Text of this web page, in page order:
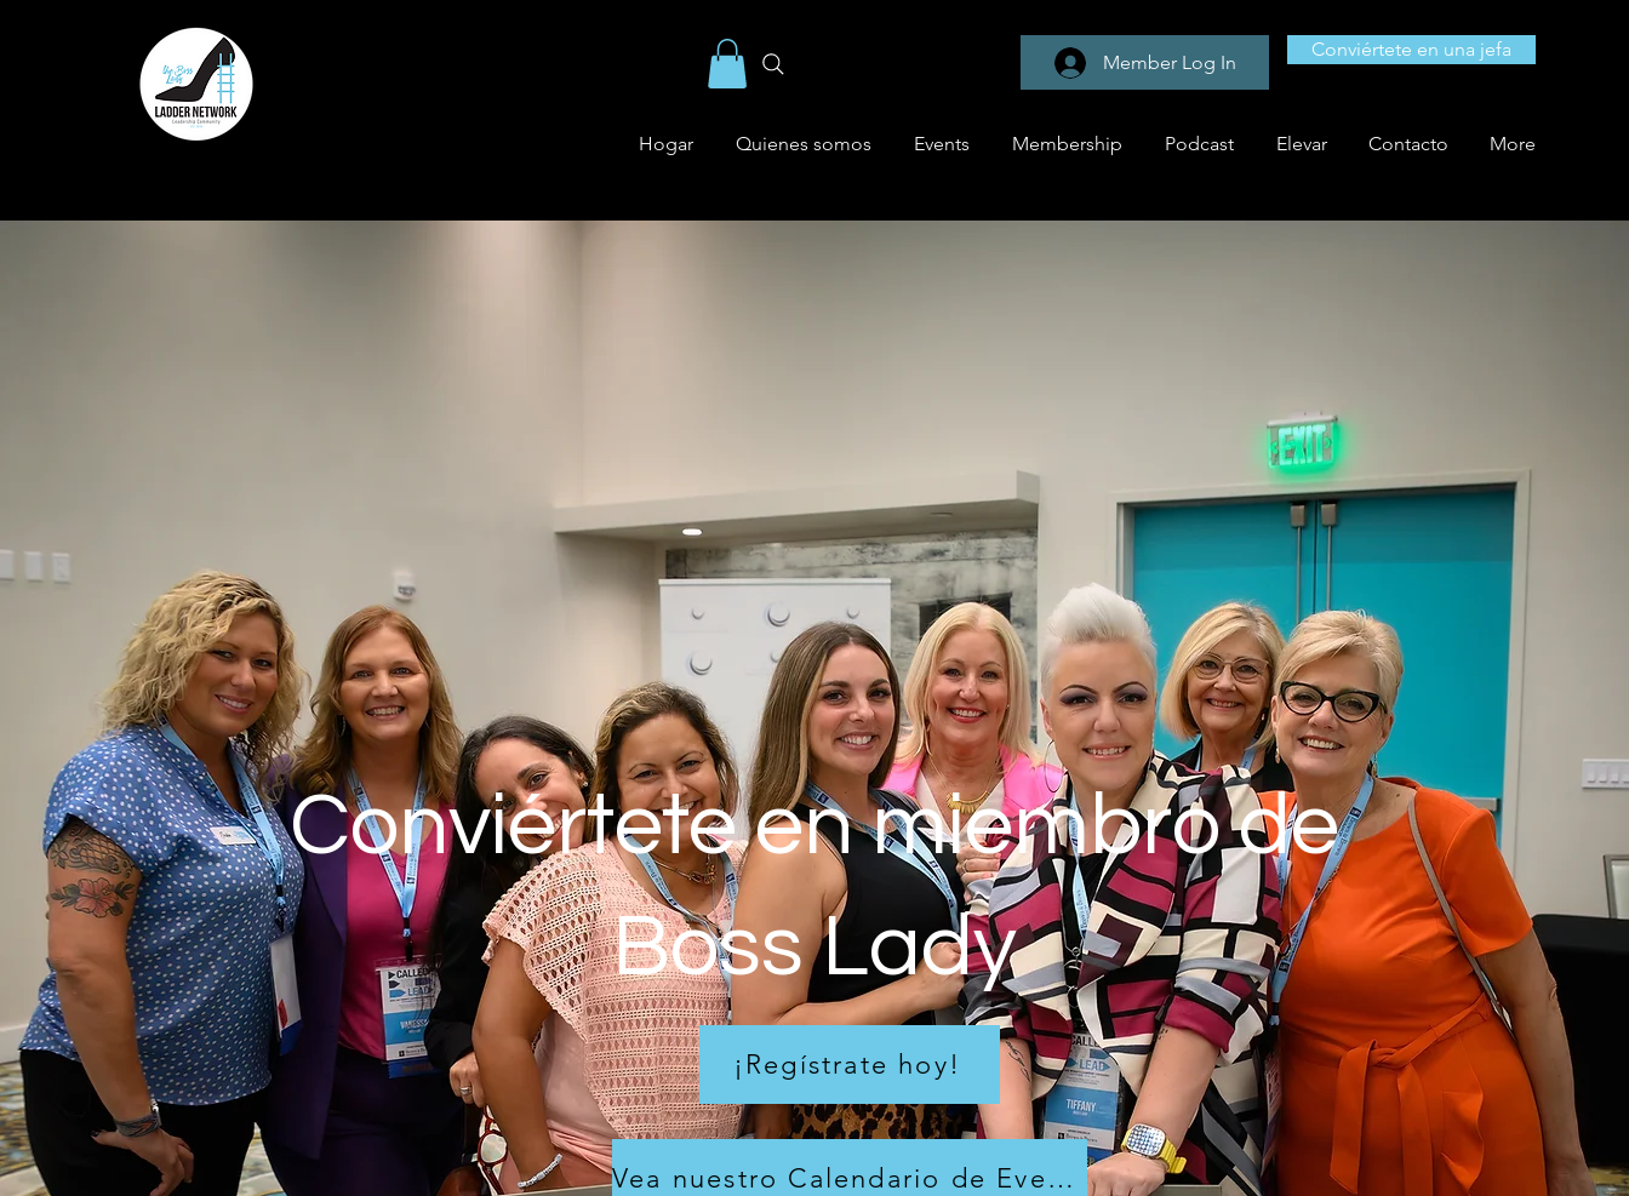
Member Log In
Conviértete en una jefa
Hogar Quienes somos Events Membership Podcast Elevar Contacto More
Conviértete en miembro de
Boss Lady
¡Regístrate hoy!
Vea nuestro Calendario de Eventos 2025